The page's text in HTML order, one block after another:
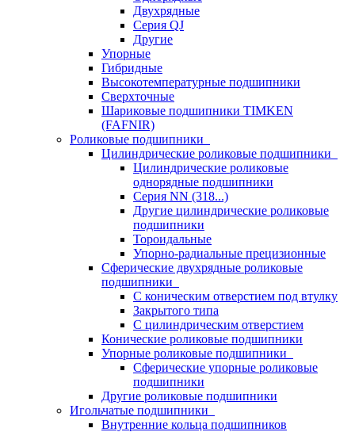
Двухрядные
Серия QJ
Другие
Упорные
Гибридные
Высокотемпературные подшипники
Сверхточные
Шариковые подшипники TIMKEN
(FAFNIR)
Роликовые подшипники
Цилиндрические роликовые подшипники
Цилиндрические роликовые
однорядные подшипники
Серия NN (318...)
Другие цилиндрические роликовые
подшипники
Тороидальные
Упорно-радиальные прецизионные
Сферические двухрядные роликовые
подшипники
С коническим отверстием под втулку
Закрытого типа
С цилиндрическим отверстием
Конические роликовые подшипники
Упорные роликовые подшипники
Сферические упорные роликовые
подшипники
Другие роликовые подшипники
Игольчатые подшипники
Внутренние кольца подшипников